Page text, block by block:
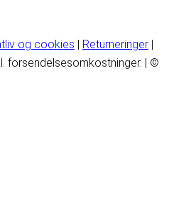
og cookies | Returneringer |
forsendelsesomkostninger. | ©